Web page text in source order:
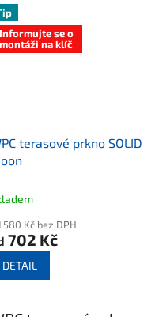
Informujte se o
montáži na klíč
terasové prkno SOLID
580 Kč bez DPH
702 Kč
DETAIL